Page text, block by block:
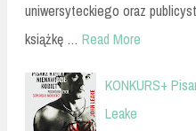
uniwersyteckiego oraz
książkę … Read More
KONKURS+
Leake